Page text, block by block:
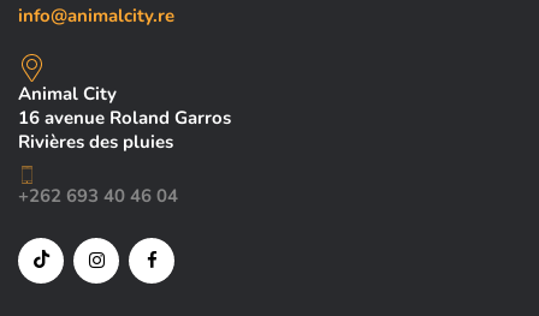
info@animalcity.re
Animal City
16 avenue Roland Garros
Rivières des pluies
+262 693 40 46 04